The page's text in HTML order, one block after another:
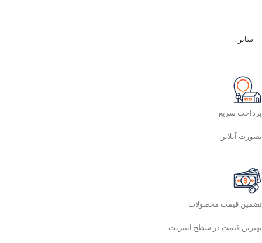
سایز :
پرداخت سریع
بصورت آنلاین
تضمین قیمت محصولات
بهترین قیمت در سطح اینترنت